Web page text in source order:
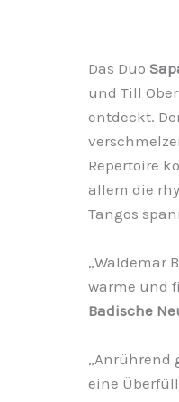
Das Duo
und Till
entdeckt.
Repertoire
allem die
Tangos
„Waldemar
warme und
Badische
„Anrührend
eine